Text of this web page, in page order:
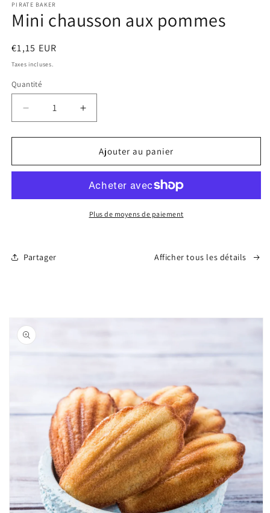
média
dans
fenêtre
modale
PIRATE BAKER
Mini chausson aux pommes
Prix
habituel
€1,15 EUR
Taxes incluses.
Quantité
Réduire
la
quantité
Mini
pommes
Augmenter
la
quantité
Mini
aux
pommes
Ajouter au panier
Plus de moyens de paiement
Partager Afficher tous les détails
informations
produits